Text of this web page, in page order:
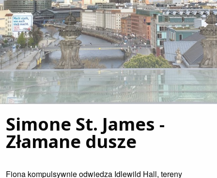
Simone St. James -
Złamane dusze
Fiona kompulsywnie odwiedza Idlewild Hall, tereny